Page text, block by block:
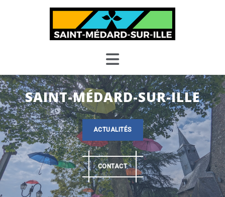
SAINT-MÉDARD-SUR-ILLE
ACTUALITÉS
CONTACT